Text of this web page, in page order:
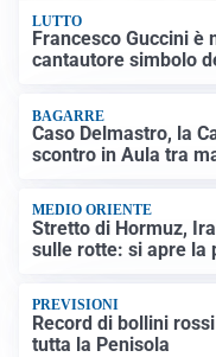
LUTTO
Francesco Guccini è
cantautore simbolo
BAGARRE
Caso Delmastro, la
scontro in Aula tra
MEDIO ORIENTE
Stretto di Hormuz,
sulle rotte: si apre la
PREVISIONI
Record di bollini
tutta la Penisola